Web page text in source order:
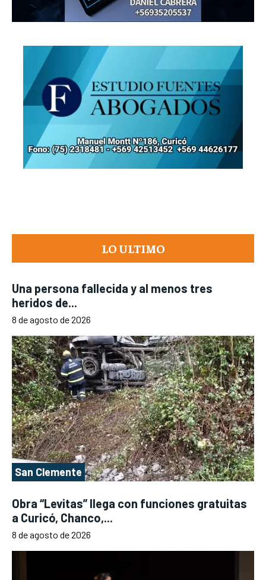
LO ULTIMO
Una persona fallecida y al menos tres
heridos de...
8 de agosto de 2026
San Clemente
Obra “Levitas” llega con funciones gratuitas
a Curicó, Chanco,...
8 de agosto de 2026